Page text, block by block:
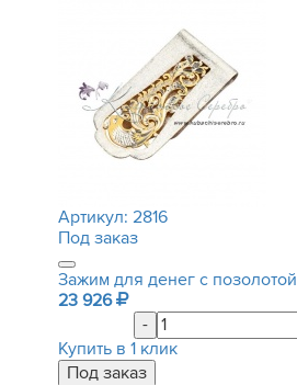
Артикул: 2816
Под заказ
Зажим для денег с позолотой
23 926
-
Купить в 1 клик